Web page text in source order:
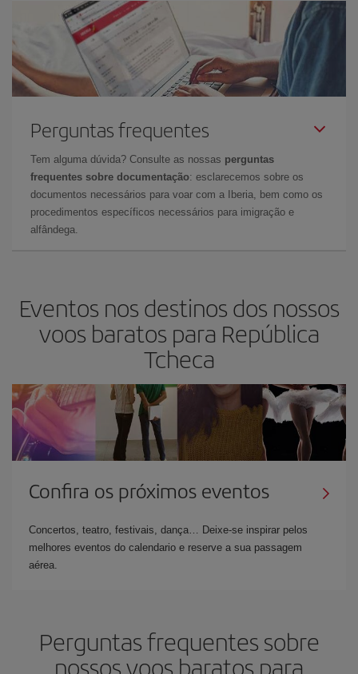
Perguntas frequentes
Tem alguma dúvida? Consulte as nossas perguntas
frequentes sobre documentação: esclarecemos sobre os
documentos necessários para voar com a Iberia, bem como os
procedimentos específicos necessários para imigração e
alfândega.
Eventos nos destinos dos nossos
voos baratos para República
Tcheca
Confira os próximos eventos
Concertos, teatro, festivais, dança… Deixe-se inspirar pelos
melhores eventos do calendario e reserve a sua passagem
aérea.
Perguntas frequentes sobre
nossos voos baratos para